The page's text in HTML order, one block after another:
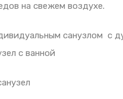
на свежем воздухе.
санузлом с
с ванной